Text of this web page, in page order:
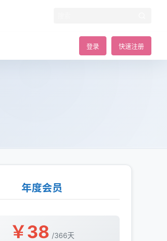
登录 快速注册
年度会员
￥38 /366天